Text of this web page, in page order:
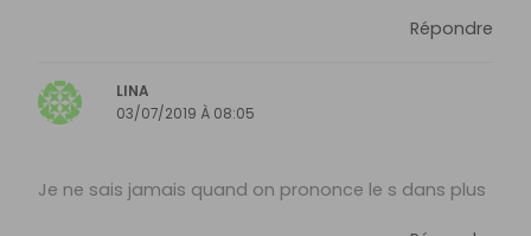
Répondre
LINA
03/07/2019 À 08:05
Je ne sais jamais quand on prononce le s dans plus